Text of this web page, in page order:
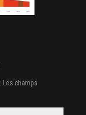
Les champs